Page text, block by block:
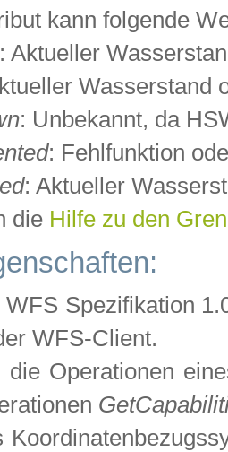
kann folgende
: Aktueller
Wasserstand
: Unbekannt, da
: Fehlfunktion
: Aktueller
die Hilfe zu den
WFS Spezifikation
WFS-Client.
die Operationen